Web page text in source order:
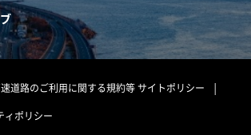
道路のご利用に関する規約等サイトポリシー
ィポリシー